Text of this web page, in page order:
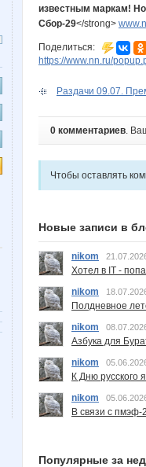
известным маркам!
Сбор-29</strong>
Поделиться:
https://www.nn.ru/
Раздачи 09.07.
0 комментариев.
Чтобы оставлять
Новые записи в
nikom
Хотел в IT -
nikom
Полдневное
nikom
Азбука для
nikom
К Дню русского
nikom
В связи с пмэф-
Популярные за